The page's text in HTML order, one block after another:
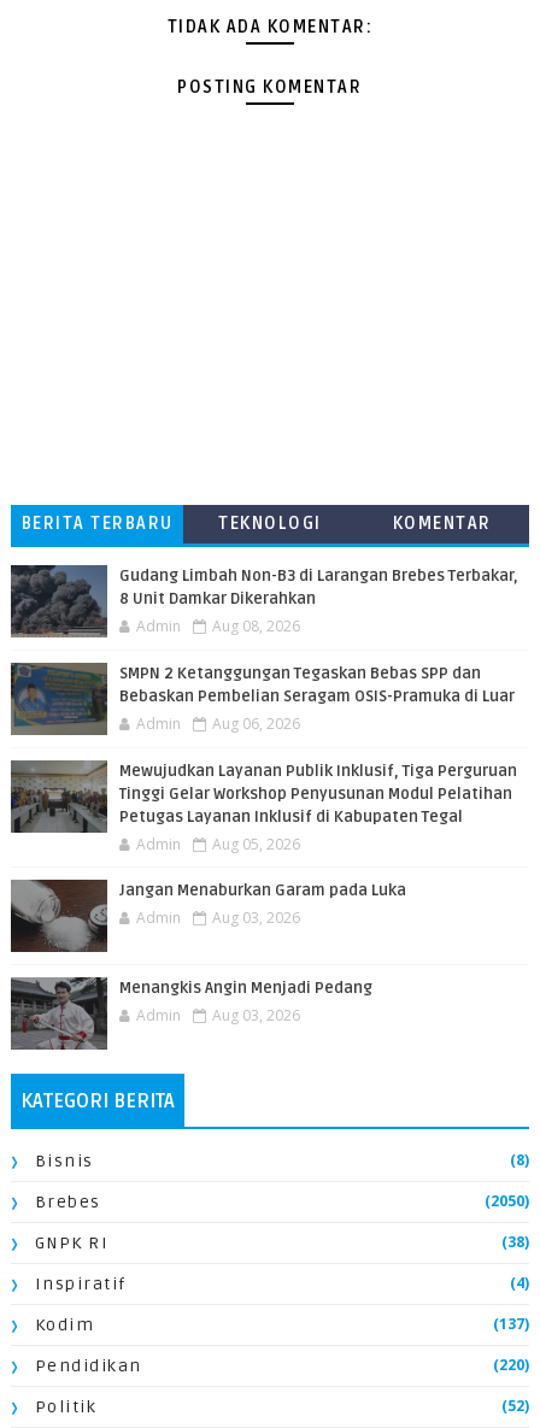
TIDAK ADA KOMENTAR:
POSTING KOMENTAR
BERITA TERBARU TEKNOLOGI
KOMENTAR
​Gudang Limbah Non-B3 di Larangan Brebes Terbakar,
8 Unit Damkar Dikerahkan
Admin Aug 08, 2026
SMPN 2 Ketanggungan Tegaskan Bebas SPP dan
Bebaskan Pembelian Seragam OSIS-Pramuka di Luar
Admin Aug 06, 2026
​Mewujudkan Layanan Publik Inklusif, Tiga Perguruan
Tinggi Gelar Workshop Penyusunan Modul Pelatihan
Petugas Layanan Inklusif di Kabupaten Tegal
Admin Aug 05, 2026
Jangan Menaburkan Garam pada Luka
Admin Aug 03, 2026
Menangkis Angin Menjadi Pedang
Admin Aug 03, 2026
KATEGORI BERITA
Bisnis (8)
Brebes (2050)
GNPK RI (38)
Inspiratif (4)
Kodim (137)
Pendidikan (220)
Politik (52)